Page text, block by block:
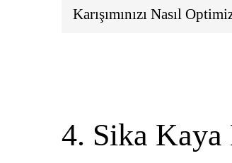
Karışımınızı Nasıl
4. Sika Kaya